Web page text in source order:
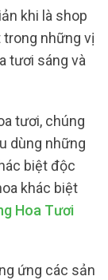
khi là shop
trong những vị
tươi sáng và
tươi, chúng
dùng những
biệt độc
khác biệt
Hoa Tươi
ứng các sản